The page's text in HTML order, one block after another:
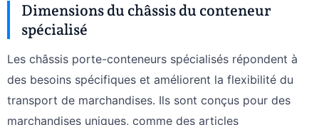
Dimensions du châssis du conteneur
spécialisé
Les châssis porte-conteneurs spécialisés répondent à
des besoins spécifiques et améliorent la flexibilité du
transport de marchandises. Ils sont conçus pour des
marchandises uniques, comme des articles